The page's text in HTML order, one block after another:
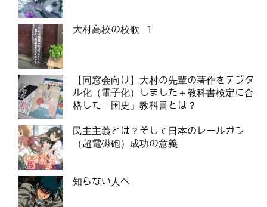
大村高校の校歌 1
【同窓会向け】大村の先輩の著作をデジタ
ル化（電子化）しました＋教科書検定に合
格した「国史」教科書とは？
民主主義とは？そして日本のレールガン
（超電磁砲）成功の意義
知らない人へ